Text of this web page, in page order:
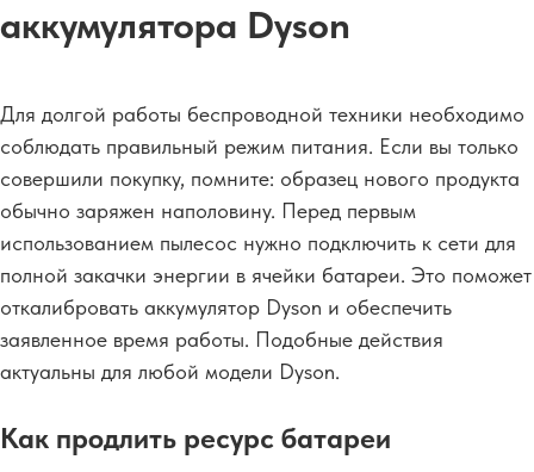
аккумулятора Dyson
Для долгой работы беспроводной техники необходимо
соблюдать правильный режим питания. Если вы только
совершили покупку, помните: образец нового продукта
обычно заряжен наполовину. Перед первым
использованием пылесос нужно подключить к сети для
полной закачки энергии в ячейки батареи. Это поможет
откалибровать аккумулятор Dyson и обеспечить
заявленное время работы. Подобные действия
актуальны для любой модели Dyson.
Как продлить ресурс батареи